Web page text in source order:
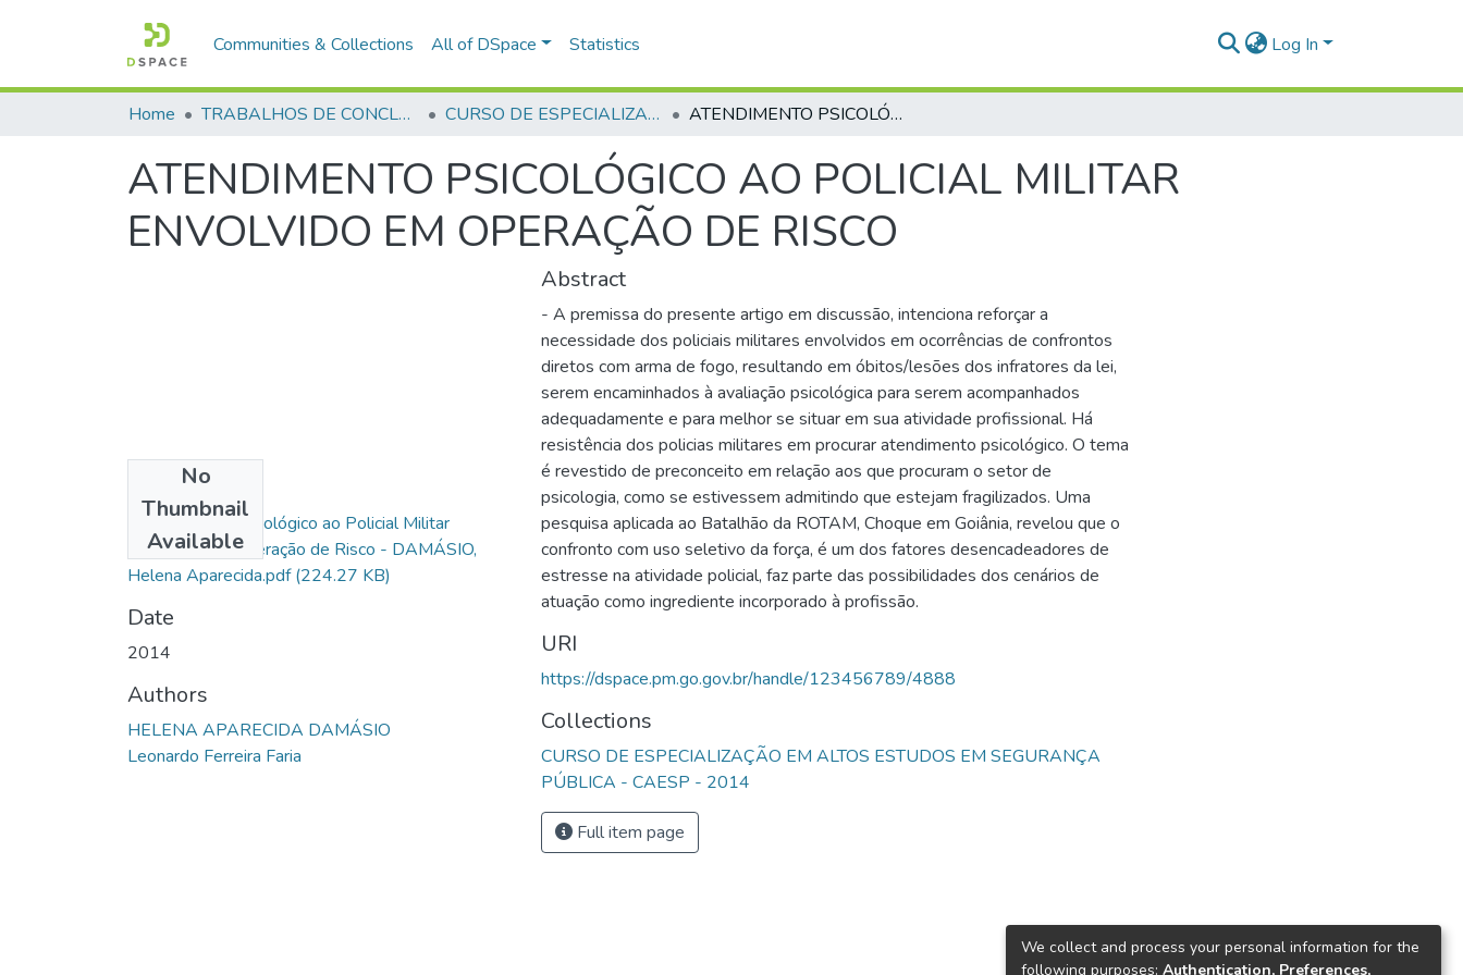
Communities & Collections All of DSpace Statistics Log In
Home TRABALHOS DE CONCLUSÃO DE CURSO - CAESP (CURSO DE ESPECIALIZAÇÃO EM ALTOS ESTUDOS EM SEGURANÇA PÚBLICA) CURSO DE ESPECIALIZAÇÃO EM ALTOS ESTUDOS EM SEGURANÇA PÚBLICA - CAESP - 2014 ATENDIMENTO PSICOLÓGICO AO POLICIAL MILITAR ENVOLVIDO EM OPERAÇÃO DE RISCO
ATENDIMENTO PSICOLÓGICO AO POLICIAL MILITAR
ENVOLVIDO EM OPERAÇÃO DE RISCO
No
Thumbnail
Available
Atendimento Psicológico ao Policial Militar
envolvido em Operação de Risco - DAMÁSIO,
Helena Aparecida.pdf(224.27 KB)
Date
2014
Authors
HELENA APARECIDA DAMÁSIO
Leonardo Ferreira Faria
Abstract
- A premissa do presente artigo em discussão, intenciona reforçar a
necessidade dos policiais militares envolvidos em ocorrências de confrontos
diretos com arma de fogo, resultando em óbitos/lesões dos infratores da lei,
serem encaminhados à avaliação psicológica para serem acompanhados
adequadamente e para melhor se situar em sua atividade profissional. Há
resistência dos policias militares em procurar atendimento psicológico. O tema
é revestido de preconceito em relação aos que procuram o setor de
psicologia, como se estivessem admitindo que estejam fragilizados. Uma
pesquisa aplicada ao Batalhão da ROTAM, Choque em Goiânia, revelou que o
confronto com uso seletivo da força, é um dos fatores desencadeadores de
estresse na atividade policial, faz parte das possibilidades dos cenários de
atuação como ingrediente incorporado à profissão.
URI
https://dspace.pm.go.gov.br/handle/123456789/4888
Collections
CURSO DE ESPECIALIZAÇÃO EM ALTOS ESTUDOS EM SEGURANÇA
PÚBLICA - CAESP - 2014
Full item page
We collect and process your personal information for the
following purposes: Authentication, Preferences,